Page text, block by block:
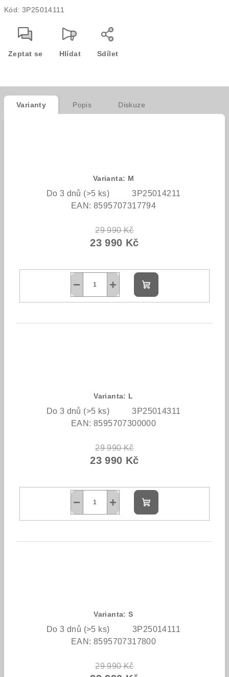
cena:
Kód: 3P25014111
Zeptat se Hlídat Sdílet
Varianty Popis Diskuze
Varianta: M
Do 3 dnů (>5 ks)
3P25014211
EAN: 8595707317794
29 990 Kč
23 990 Kč
+
−
Do
košíku
Varianta: L
Do 3 dnů (>5 ks)
3P25014311
EAN: 8595707300000
29 990 Kč
23 990 Kč
+
−
Do
košíku
Varianta: S
Do 3 dnů (>5 ks)
3P25014111
EAN: 8595707317800
29 990 Kč